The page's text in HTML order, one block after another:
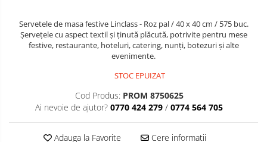
TEMATICA MEDITERANEANA
TEMATICA BOTANICA / VEGETALA
DECOR 1 & 8 MARTIE
Servetele de masa festive Linclass - Roz pal / 40 x 40 cm / 575 buc.
Șervețele cu aspect textil și ținută plăcută, potrivite pentru mese
festive, restaurante, hoteluri, catering, nunți, botezuri și alte
evenimente.
STOC EPUIZAT
Cod Produs: PROM 8750625
Ai nevoie de ajutor? 0770 424 279 / 0774 564 705
Adauga la Favorite Cere informatii